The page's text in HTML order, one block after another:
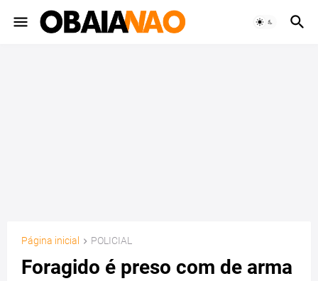
Página inicial POLICIAL
Foragido é preso com de arma